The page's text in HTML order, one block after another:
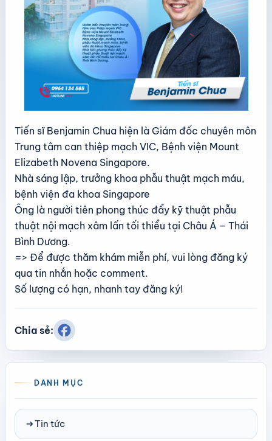
Tiến sĩ Benjamin Chua hiện là Giám đốc chuyên môn
Trung tâm can thiệp mạch VIC, Bệnh viện Mount
Elizabeth Novena Singapore.
Nhà sáng lập, trưởng khoa phẫu thuật mạch máu,
bệnh viện đa khoa Singapore
Ông là người tiên phong thúc đẩy kỹ thuật phẫu
thuật nội mạch xâm lấn tối thiểu tại Châu Á – Thái
Bình Dương.
=> Để được thăm khám miễn phí, vui lòng đăng ký
qua tin nhắn hoặc comment.
Số lượng có hạn, nhanh tay đăng ký!
Chia sẻ:
DANH MỤC
arrow_right_altTin tức